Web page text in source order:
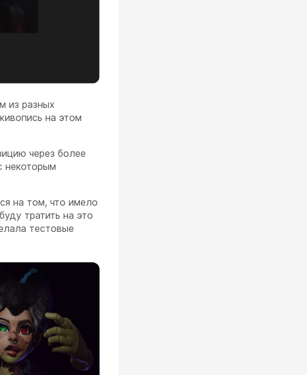
из разных
на этом
через более
некоторым
на том, что имело
тратить на это
тестовые